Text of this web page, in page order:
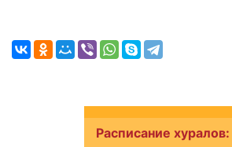
Расписание хуралов: